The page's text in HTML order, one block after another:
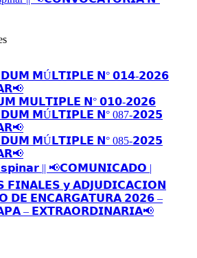
𝗠Ú𝗟𝗧𝗜𝗣𝗟𝗘 𝗡° 𝟬𝟭𝟰-𝟮𝟬𝟮𝟲
𝗠𝗨𝗟𝗧𝗜𝗣𝗟𝗘 𝗡° 𝟬𝟭𝟬-𝟮𝟬𝟮𝟲
𝗠Ú𝗟𝗧𝗜𝗣𝗟𝗘 𝗡° 087-𝟮𝟬𝟮𝟱
𝗠Ú𝗟𝗧𝗜𝗣𝗟𝗘 𝗡° 085-𝟮𝟬𝟮𝟱
|| 📢𝗖𝗢𝗠𝗨𝗡𝗜𝗖𝗔𝗗𝗢 |
𝗙𝗜𝗡𝗔𝗟𝗘𝗦 𝘆 𝗔𝗗𝗝𝗨𝗗𝗜𝗖𝗔𝗖𝗜𝗢𝗡
𝗗𝗘 𝗘𝗡𝗖𝗔𝗥𝗚𝗔𝗧𝗨𝗥𝗔 𝟮𝟬𝟮𝟲 –
– 𝗘𝗫𝗧𝗥𝗔𝗢𝗥𝗗𝗜𝗡𝗔𝗥𝗜𝗔📢